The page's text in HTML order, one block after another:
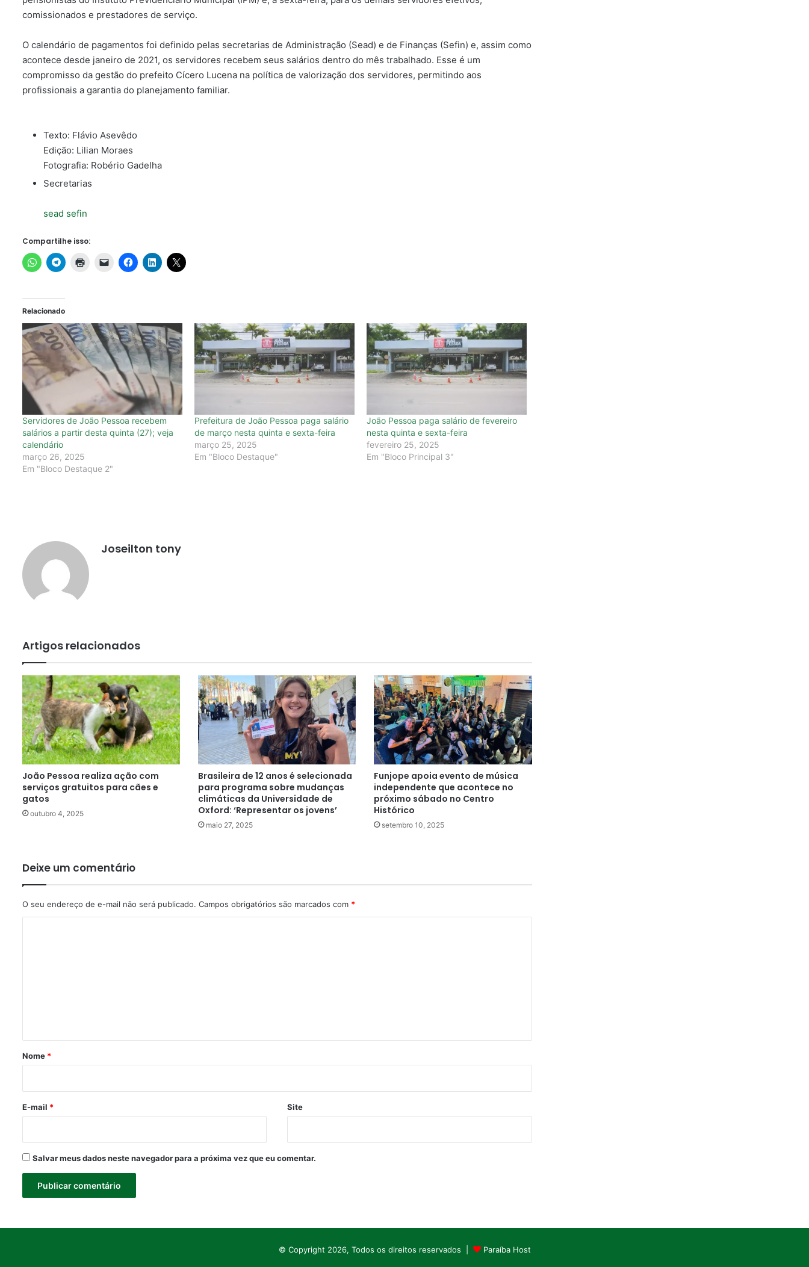
comissionados e prestadores de serviço.
O calendário de pagamentos foi definido pelas secretarias de Administração (Sead) e de Finanças (Sefin) e, assim como
acontece desde janeiro de 2021, os servidores recebem seus salários dentro do mês trabalhado. Esse é um
compromisso da gestão do prefeito Cícero Lucena na política de valorização dos servidores, permitindo aos
profissionais a garantia do planejamento familiar.
Texto: Flávio Asevêdo
Edição: Lilian Moraes
Fotografia: Robério Gadelha
Secretarias
sead sefin
Compartilhe isso:
Relacionado
Servidores de João Pessoa recebem
salários a partir desta quinta (27); veja
calendário
março 26, 2025
Em "Bloco Destaque 2"
Prefeitura de João Pessoa paga salário
de março nesta quinta e sexta-feira
março 25, 2025
Em "Bloco Destaque"
João Pessoa paga salário de fevereiro
nesta quinta e sexta-feira
fevereiro 25, 2025
Em "Bloco Principal 3"
Joseilton tony
Artigos relacionados
João Pessoa realiza ação com
serviços gratuitos para cães e
gatos
outubro 4, 2025
Brasileira de 12 anos é selecionada
para programa sobre mudanças
climáticas da Universidade de
Oxford: ‘Representar os jovens’
maio 27, 2025
Funjope apoia evento de música
independente que acontece no
próximo sábado no Centro
Histórico
setembro 10, 2025
Deixe um comentário
O seu endereço de e-mail não será publicado. Campos obrigatórios são marcados com *
r
*
Nome *
E-mail * Site
Salvar meus dados neste navegador para a próxima vez que eu comentar.
© Copyright 2026, Todos os direitos reservados | Paraíba Host